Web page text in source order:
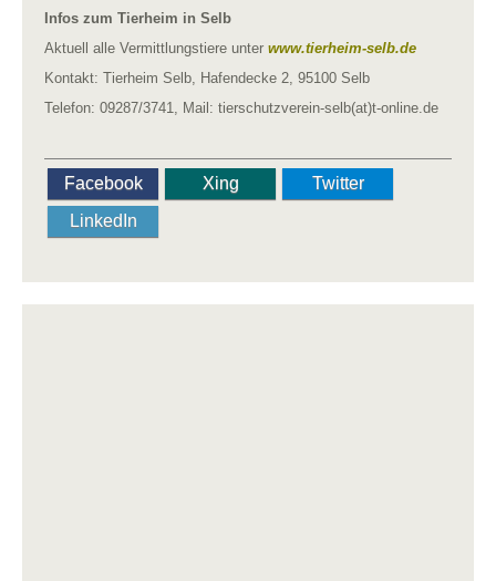
Infos zum Tierheim in Selb
Aktuell alle Vermittlungstiere unter www.tierheim-selb.de
Kontakt: Tierheim Selb, Hafendecke 2, 95100 Selb
Telefon: 09287/3741, Mail: tierschutzverein-selb(at)t-online.de
Facebook Xing
Twitter
LinkedIn